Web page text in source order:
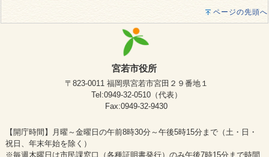
ページの先頭へ
宮若市役所
〒823-0011 福岡県宮若市宮田２９番地１
Tel:0949-32-0510（代表）
Fax:0949-32-9430
【開庁時間】月曜～金曜日の午前8時30分～午後5時15分まで（土・日・
祝日、年末年始を除く）
※毎週木曜日は市民課窓口（各種証明書発行）のみ午後7時15分まで時間